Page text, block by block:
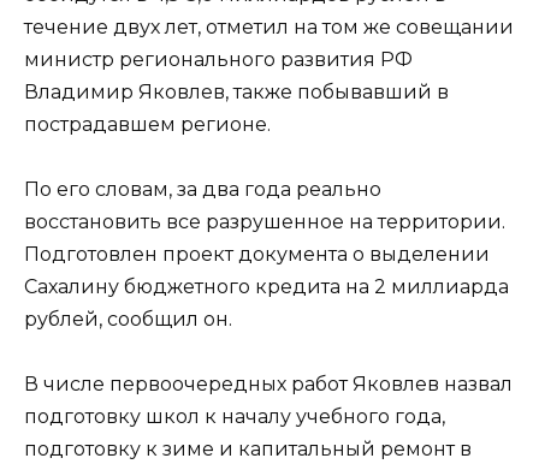
течение двух лет, отметил на том же совещании
министр регионального развития РФ
Владимир Яковлев, также побывавший в
пострадавшем регионе.
По его словам, за два года реально
восстановить все разрушенное на территории.
Подготовлен проект документа о выделении
Сахалину бюджетного кредита на 2 миллиарда
рублей, сообщил он.
В числе первоочередных работ Яковлев назвал
подготовку школ к началу учебного года,
подготовку к зиме и капитальный ремонт в